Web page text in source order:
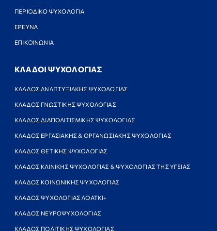
ΠΕΡΙΟΔΙΚΟ ΨΥΧΟΛΟΓΙΑ
ΕΡΕΥΝΑ
ΕΠΙΚΟΙΝΩΝΙΑ
ΚΛΑΔΟΙ ΨΥΧΟΛΟΓΙΑΣ
ΚΛΑΔΟΣ ΑΝΑΠΤΥΞΙΑΚΗΣ ΨΥΧΟΛΟΓΙΑΣ
ΚΛΑΔΟΣ ΓΝΩΣΤΙΚΗΣ ΨΥΧΟΛΟΓΙΑΣ
ΚΛΑΔΟΣ ΔΙΑΠΟΛΙΤΙΣΜΙΚΗΣ ΨΥΧΟΛΟΓΙΑΣ
ΚΛΑΔΟΣ ΕΡΓΑΣΙΑΚΗΣ & ΟΡΓΑΝΩΣΙΑΚΗΣ ΨΥΧΟΛΟΓΙΑΣ
ΚΛΑΔΟΣ ΘΕΤΙΚΗΣ ΨΥΧΟΛΟΓΙΑΣ
ΚΛΑΔΟΣ ΚΛΙΝΙΚΗΣ ΨΥΧΟΛΟΓΙΑΣ & ΨΥΧΟΛΟΓΙΑΣ ΤΗΣ ΥΓΕΙΑΣ
ΚΛΑΔΟΣ ΚΟΙΝΩΝΙΚΗΣ ΨΥΧΟΛΟΓΙΑΣ
ΚΛΑΔΟΣ ΨΥΧΟΛΟΓΙΑΣ ΛΟΑΤΚΙ+
ΚΛΑΔΟΣ ΝΕΥΡΟΨΥΧΟΛΟΓΙΑΣ
ΚΛΑΔΟΣ ΠΟΛΙΤΙΚΗΣ ΨΥΧΟΛΟΓΙΑΣ